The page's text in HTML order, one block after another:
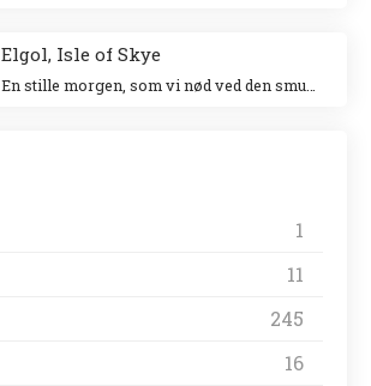
Elgol, Isle of Skye
1
11
245
16